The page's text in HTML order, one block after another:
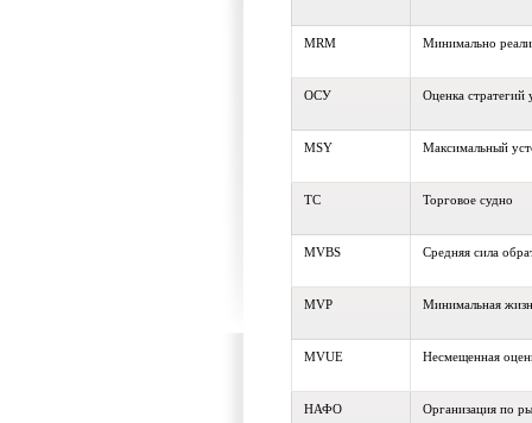
MRM Минимально
ОСУ Оценка стратегий
MSY Максимальный
ТС Торговое судно
MVBS Средняя сила
MVP Минимальная
MVUE Несмещенная
НАФО Организация по